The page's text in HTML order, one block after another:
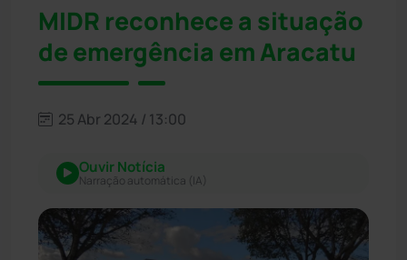
MIDR reconhece a situação
de emergência em Aracatu
25 Abr 2024 / 13:00
Ouvir Notícia
Narração automática (IA)